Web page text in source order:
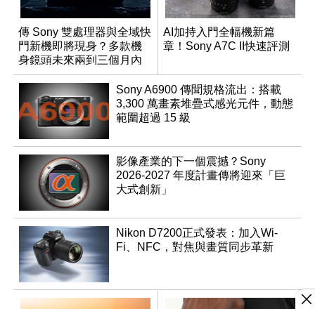
傳 Sony 雙處理器與全域快
門新機即將現身？多款機
身鏡頭未來兩到三個月內
有望登場
AI加持入門全幅機新篇
章！Sony A7C II快速評測
Sony A6900 傳聞規格流出：搭載
3,300 萬畫素堆疊式感光元件，動態
範圍超過 15 級
影像產業的下一個震撼？Sony
2026-2027 年度計畫傳將迎來「巨
大式創新」
Nikon D7200正式發表：加入Wi-
Fi、NFC，對焦與畫質同步革新